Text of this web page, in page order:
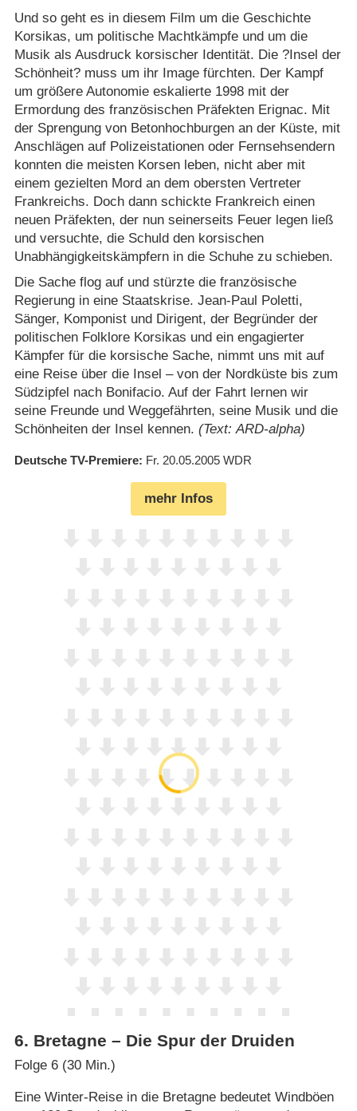
Und so geht es in diesem Film um die Geschichte
Korsikas, um politische Machtkämpfe und um die
Musik als Ausdruck korsischer Identität. Die ?Insel der
Schönheit? muss um ihr Image fürchten. Der Kampf
um größere Autonomie eskalierte 1998 mit der
Ermordung des französischen Präfekten Erignac. Mit
der Sprengung von Betonhochburgen an der Küste, mit
Anschlägen auf Polizeistationen oder Fernsehsendern
konnten die meisten Korsen leben, nicht aber mit
einem gezielten Mord an dem obersten Vertreter
Frankreichs. Doch dann schickte Frankreich einen
neuen Präfekten, der nun seinerseits Feuer legen ließ
und versuchte, die Schuld den korsischen
Unabhängigkeitskämpfern in die Schuhe zu schieben.
Die Sache flog auf und stürzte die französische
Regierung in eine Staatskrise. Jean-Paul Poletti,
Sänger, Komponist und Dirigent, der Begründer der
politischen Folklore Korsikas und ein engagierter
Kämpfer für die korsische Sache, nimmt uns mit auf
eine Reise über die Insel – von der Nordküste bis zum
Südzipfel nach Bonifacio. Auf der Fahrt lernen wir
seine Freunde und Weggefährten, seine Musik und die
Schönheiten der Insel kennen. (Text: ARD-alpha)
Deutsche TV-Premiere Fr. 20.05.2005 WDR
mehr Infos
6. Bretagne – Die Spur der Druiden
Folge 6 (30 Min.)
Eine Winter-Reise in die Bretagne bedeutet Windböen